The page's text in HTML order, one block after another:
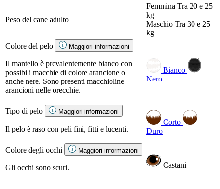
Peso del cane adulto
Femmina Tra 20 e 25
kg
Maschio Tra 30 e 25
kg
Colore del pelo
Maggiori informazioni
Il mantello è prevalentemente bianco con
possibili macchie di colore arancione o
anche nere. Sono presenti macchioline
arancioni nelle orecchie.
Bianco
Nero
Tipo di pelo Maggiori informazioni
Il pelo è raso con peli fini, fitti e lucenti.
Corto
Duro
Colore degli occhi Maggiori informazioni
Gli occhi sono scuri. Castani